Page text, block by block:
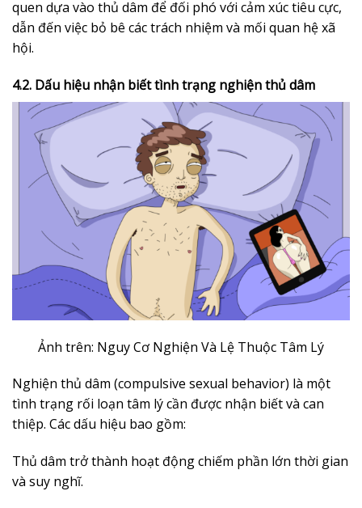
quen dựa vào thủ dâm để đối phó với cảm xúc tiêu cực,
dẫn đến việc bỏ bê các trách nhiệm và mối quan hệ xã
hội.
4.2. Dấu hiệu nhận biết tình trạng nghiện thủ dâm
Ảnh trên: Nguy Cơ Nghiện Và Lệ Thuộc Tâm Lý
Nghiện thủ dâm (compulsive sexual behavior) là một
tình trạng rối loạn tâm lý cần được nhận biết và can
thiệp. Các dấu hiệu bao gồm:
Thủ dâm trở thành hoạt động chiếm phần lớn thời gian
và suy nghĩ.